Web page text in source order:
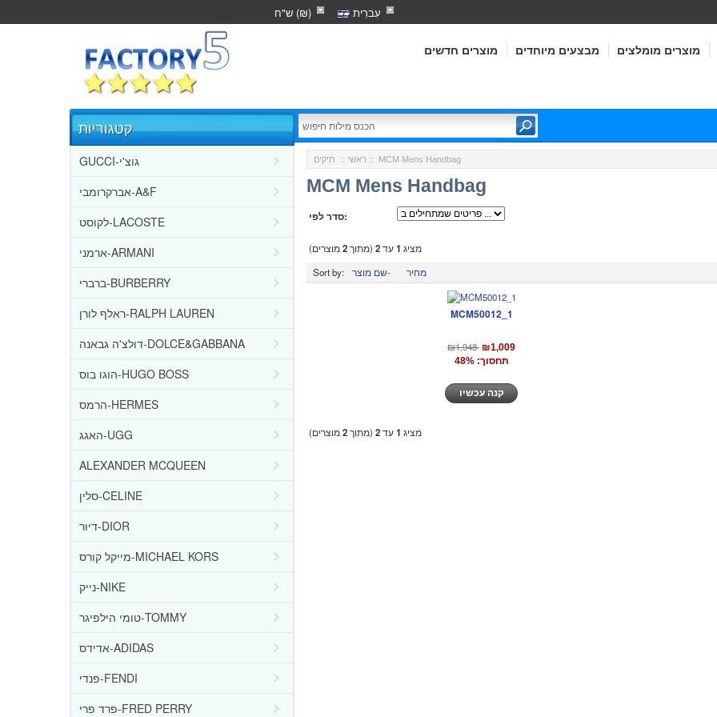
עִברִית ש"ח (₪)
מוצרים חדשים מבצעים מיוחדים מוצרים מומלצים
קטגוריות
GUCCI-גוצ'י
אברקרומבי-A&F
לקוסט-LACOSTE
ארמני-ARMANI
ברברי-BURBERRY
ראלף לורן-RALPH LAUREN
דולצ'ה גבאנה-DOLCE&GABBANA
הוגו בוס-HUGO BOSS
הרמס-HERMES
האגג-UGG
ALEXANDER MCQUEEN
סלין-CELINE
דיור-DIOR
מייקל קורס-MICHAEL KORS
נייק-NIKE
טומי הילפיגר-TOMMY
אדידס-ADIDAS
פנדי-FENDI
פרד פרי-FRED PERRY
ראשי :: תיקים :: MCM Mens Handbag
MCM Mens Handbag
סדר לפי:
מציג 1עד2(מתוך2מוצרים)
Sort by:
שם מוצר- מחיר
MCM50012_1
₪1,948 ₪1,009
תחסוך: 48%
קנה עכשיו
מציג 1עד2(מתוך2מוצרים)